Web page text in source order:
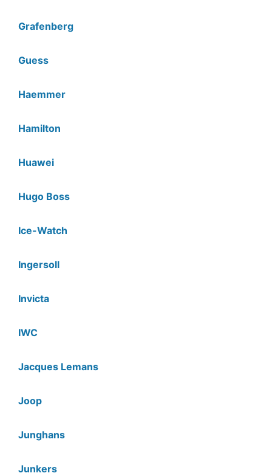
Grafenberg
Guess
Haemmer
Hamilton
Huawei
Hugo Boss
Ice-Watch
Ingersoll
Invicta
IWC
Jacques Lemans
Joop
Junghans
Junkers